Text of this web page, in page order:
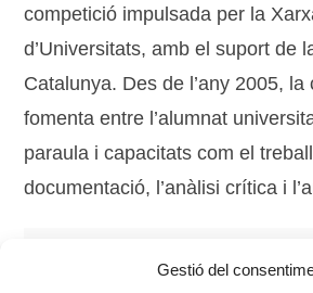
Gestió del
competició impulsada per la
d’Universitats, amb el suport de
Catalunya. Des de l’any 2005, la
fomenta entre l’alumnat
paraula i capacitats com el
documentació, l’anàlisi crítica i
universitat de vic